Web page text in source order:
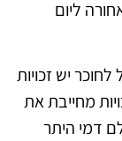
ליום
יש זכויות
מחייבת את
דמי היתר